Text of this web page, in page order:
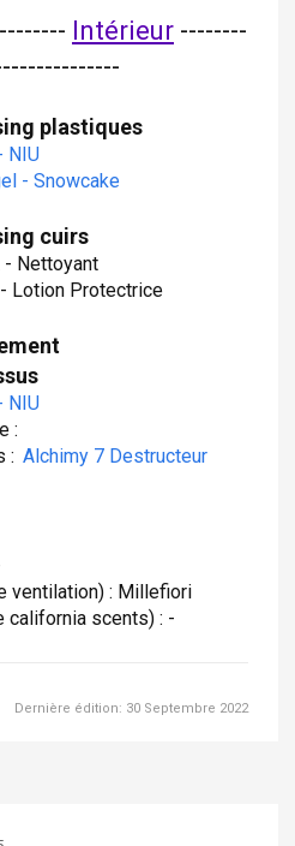
Intérieur --------
plastiques
NIU
- Snowcake
cuirs
- Nettoyant
Lotion Protectrice
NIU
:
: Alchimy 7 Destructeur
ventilation) : Millefiori
california scents) : -
Dernière édition: 30 Septembre 2022